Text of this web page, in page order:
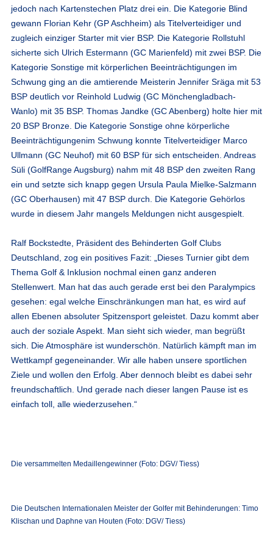
jedoch nach Kartenstechen Platz drei ein. Die Kategorie Blind
gewann Florian Kehr (GP Aschheim) als Titelverteidiger und
zugleich einziger Starter mit vier BSP. Die Kategorie Rollstuhl
sicherte sich Ulrich Estermann (GC Marienfeld) mit zwei BSP. Die
Kategorie Sonstige mit körperlichen Beeinträchtigungen im
Schwung ging an die amtierende Meisterin Jennifer Sräga mit 53
BSP deutlich vor Reinhold Ludwig (GC Mönchengladbach-
Wanlo) mit 35 BSP. Thomas Jandke (GC Abenberg) holte hier mit
20 BSP Bronze. DieKategorie Sonstige ohne körperliche
Beeinträchtigungenim Schwung konnte Titelverteidiger Marco
Ullmann (GC Neuhof) mit 60 BSP für sich entscheiden. Andreas
Süli (GolfRange Augsburg) nahm mit 48 BSP den zweiten Rang
ein und setzte sich knapp gegen Ursula Paula Mielke-Salzmann
(GC Oberhausen) mit 47 BSP durch. Die Kategorie Gehörlos
wurde in diesem Jahr mangels Meldungen nicht ausgespielt.
Ralf Bockstedte, Präsident des Behinderten Golf Clubs
Deutschland, zog ein positives Fazit: „Dieses Turnier gibt dem
Thema Golf & Inklusion nochmal einen ganz anderen
Stellenwert. Man hat das auch gerade erst bei den Paralympics
gesehen: egal welche Einschränkungen man hat, es wird auf
allen Ebenen absoluter Spitzensport geleistet. Dazu kommt aber
auch der soziale Aspekt. Man sieht sich wieder, man begrüßt
sich. Die Atmosphäre ist wunderschön. Natürlich kämpft man im
Wettkampf gegeneinander. Wir alle haben unsere sportlichen
Ziele und wollen den Erfolg. Aber dennoch bleibt es dabei sehr
freundschaftlich. Und gerade nach dieser langen Pause ist es
einfach toll, alle wiederzusehen.“
Die versammelten Medaillengewinner (Foto: DGV/ Tiess)
Die Deutschen Internationalen Meister der Golfer mit Behinderungen: Timo
Klischan und Daphne van Houten (Foto: DGV/ Tiess)